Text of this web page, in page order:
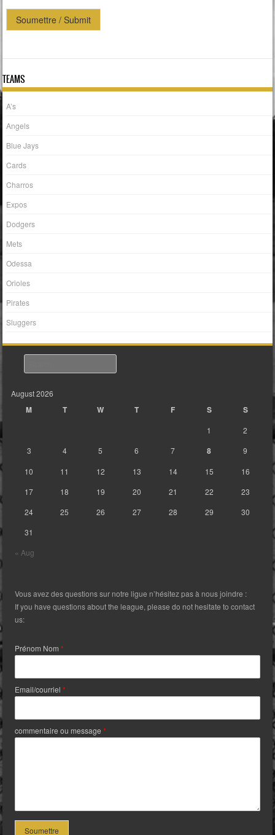
Soumettre / Submit
TEAMS
A’s
Angels
Blue Jays
Cards
Charros
Expos
Dodgers
Mets
Odessa
Orioles
Pirates
Sluggers
August 2026
M T W T F S S
« Aug
1
2
3
4 5 6 7 8
9
10
11 12 13 14 15
16
17
18 19 20 21 22
23
24
25 26 27 28 29
30
31
Vous avez des questions sur notre ligue n’hésitez pas à nous joindre :
If you have questions about the league, please do not hesitate to contact
us:
Prénom Nom*
Email/courriel*
commentaire ou message*
Soumettre